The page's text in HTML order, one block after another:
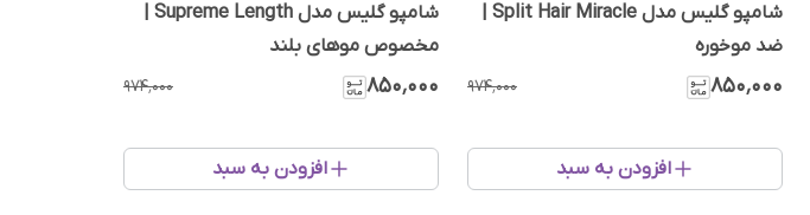
ضد موخوره
۸۵۰٬۰۰۰ ۹۷۴٬۰۰۰
افزودن به سبد
مخصوص موهای بلند
۸۵۰٬۰۰۰ ۹۷۴٬۰۰۰
افزودن به سبد